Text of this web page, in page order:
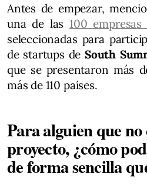
Antes de empezar,
una de las100 empresas
seleccionadas para
de startups de South
que se presentaron más
más de 110 países.
Para alguien que
proyecto, ¿cómo
de forma sencilla